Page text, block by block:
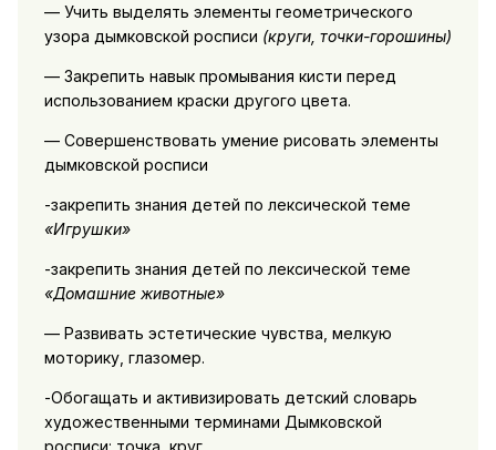
— Учить выделять элементы геометрического
узора дымковской росписи (круги, точки-горошины)
— Закрепить навык промывания кисти перед
использованием краски другого цвета.
— Совершенствовать умение рисовать элементы
дымковской росписи
-закрепить знания детей по лексической теме
«Игрушки»
-закрепить знания детей по лексической теме
«Домашние животные»
— Развивать эстетические чувства, мелкую
моторику, глазомер.
-Обогащать и активизировать детский словарь
художественными терминами Дымковской
росписи: точка, круг.